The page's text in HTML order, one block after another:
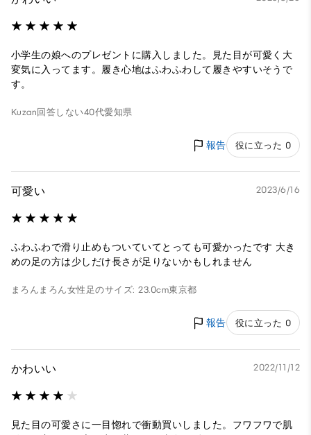
小学生の娘へのプレゼントに購入しました。見た目が可愛く大
変気に入ってます。履き心地はふわふわして履きやすいそうで
す。
Kuzan 回答しない40代愛知県
報告 役に立った 0
可愛い 2023/6/16
ふわふわで滑り止めもついていてとっても可愛かったです 大き
めの足の方は少しだけ長さが足りないかもしれません
まろんまろん女性 足のサイズ: 23.0cm東京都
報告 役に立った 0
かわいい 2022/11/12
見た目の可愛さに一目惚れで衝動買いしました。フワフワで肌